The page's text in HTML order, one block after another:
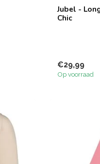
Jubel -
Chic
€29,99
Op voorraad